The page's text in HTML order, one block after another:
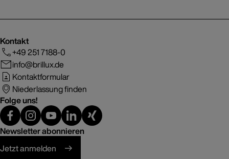
Kontakt
+49 251 7188-0
info@brillux.de
Kontaktformular
Niederlassung finden
Folge uns!
Newsletter abonnieren
Jetzt anmelden